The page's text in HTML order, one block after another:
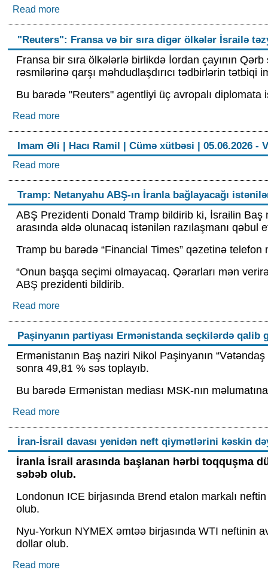
Read moreabout Ucuz dronlar nəhəng orduları necə
"Reuters": Fransa və bir sıra digər ölkələr İsrailə
Fransa bir sıra ölkələrlə birlikdə İordan çayının
rəsmilərinə qarşı məhdudlaşdırıcı tədbirlərin tətbiqi
Bu barədə "Reuters" agentliyi üç avropalı diplomata
Read moreabout "Reuters": Fransa və bir sıra digər ölkələr
Imam Əli | Hacı Ramil | Cümə xütbəsi | 05.06.2026 -
Read moreabout Imam Əli | Hacı Ramil | Cümə xütbəsi |
Tramp: Netanyahu ABŞ-ın İranla bağlayacağı
ABŞ Prezidenti Donald Tramp bildirib ki, İsrailin
arasında əldə olunacaq istənilən razılaşmanı qəbul
Tramp bu barədə “Financial Times” qəzetinə telefon
“Onun başqa seçimi olmayacaq. Qərarları mən
ABŞ prezidenti bildirib.
Read moreabout Tramp: Netanyahu ABŞ-ın İranla
Paşinyanın partiyası Ermənistanda seçkilərdə qalib
Ermənistanın Baş naziri Nikol Paşinyanın
sonra 49,81 % səs toplayıb.
Bu barədə Ermənistan mediası MSK-nın
Read moreabout Paşinyanın partiyası Ermənistanda
İran-İsrail davası yenidən neft qiymətlərini kəskin
İranla İsrail arasında başlanan hərbi toqquşma
səbəb olub.
Londonun ICE birjasında Brend etalon markalı
olub.
Nyu-Yorkun NYMEX əmtəə birjasında WTI neftinin
dollar olub.
Read moreabout İran-İsrail davası yenidən neft qiymətlərini